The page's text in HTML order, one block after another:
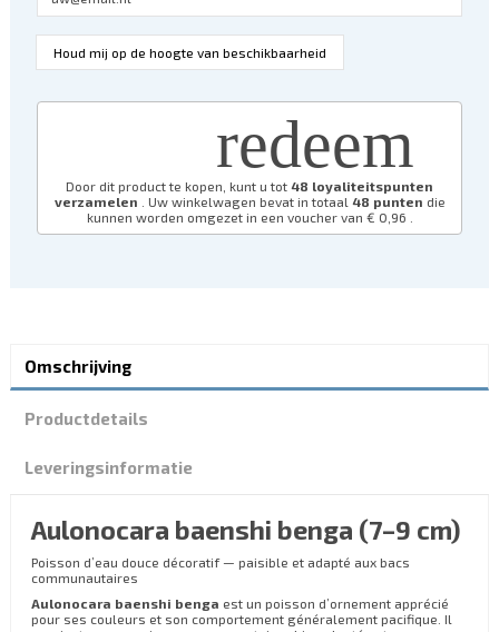
redeem
Door dit product te kopen, kunt u tot 48 loyaliteitspunten
verzamelen . Uw winkelwagen bevat in totaal 48 punten die
kunnen worden omgezet in een voucher van € 0,96
Omschrijving
Productdetails
Leveringsinformatie
Aulonocara baenshi benga (7–9 cm)
Poisson d’eau douce décoratif — paisible et adapté aux bacs
communautaires
Aulonocara baenshi benga est un poisson d’ornement apprécié
pour ses couleurs et son comportement généralement pacifique. Il